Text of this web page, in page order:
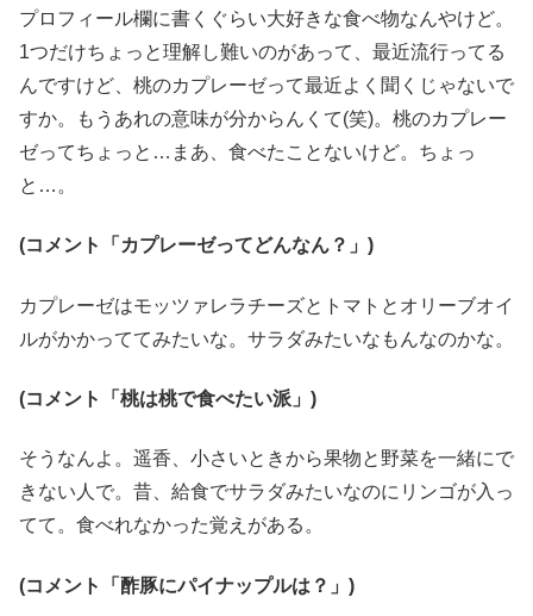
プロフィール欄に書くぐらい大好きな食べ物なんやけど。
1つだけちょっと理解し難いのがあって、最近流行ってる
んですけど、桃のカプレーゼって最近よく聞くじゃないで
すか。もうあれの意味が分からんくて(笑)。桃のカプレー
ゼってちょっと…まあ、食べたことないけど。ちょっ
と…。
(コメント「カプレーゼってどんなん？」)
カプレーゼはモッツァレラチーズとトマトとオリーブオイ
ルがかかっててみたいな。サラダみたいなもんなのかな。
(コメント「桃は桃で食べたい派」)
そうなんよ。遥香、小さいときから果物と野菜を一緒にで
きない人で。昔、給食でサラダみたいなのにリンゴが入っ
てて。食べれなかった覚えがある。
(コメント「酢豚にパイナップルは？」)